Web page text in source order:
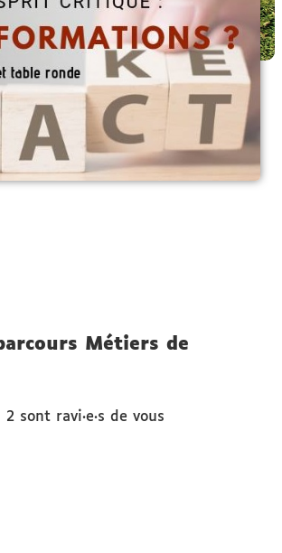
Métiers de
sont ravi·e·s de vous